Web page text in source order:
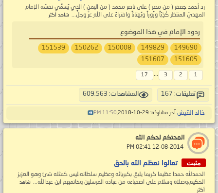
رد أحمد جعفر ( من مصر ) على ناصر محمد ( من اليمن ) الذي يُسمِّي نفسَه الإمام
المهديّ المنتظر كّذِبَاً وزًوراً وبُهتاناً وافتراءً على اللهِ عزَّ وجلَّ... شاهد أكثر
ردود الإمام في هذا الموضوع
149690
149829
150008
150262
151539
151605
151607
1
2
3
...
17
تعليقات: 167 المشاهدات: 609,563
خالد القيش آخر مشاركة: 29-10-2018, 11:50 PM
المحتكم لحكم الله
مثبت تعالوا نعظم الله بالحق
الحمدلله حمدا عظيما كريما يليق بكبريائه وعظيم سلطانه،ليس كمثله شئ وهو العزيز
الحكيم،وصلاة وسلام على اصفياءه من عباده المرسلين وخاتمهم ابن عبدالله... شاهد
أكثر